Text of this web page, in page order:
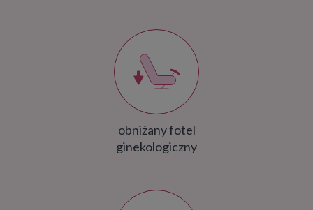
obniżany fotel
ginekologiczny